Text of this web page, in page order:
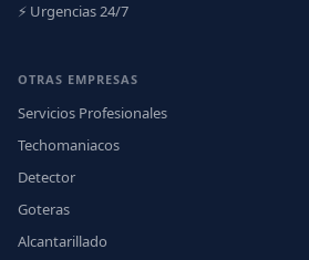
⚡ Urgencias 24/7
OTRAS EMPRESAS
Servicios Profesionales
Techomaniacos
Detector
Goteras
Alcantarillado